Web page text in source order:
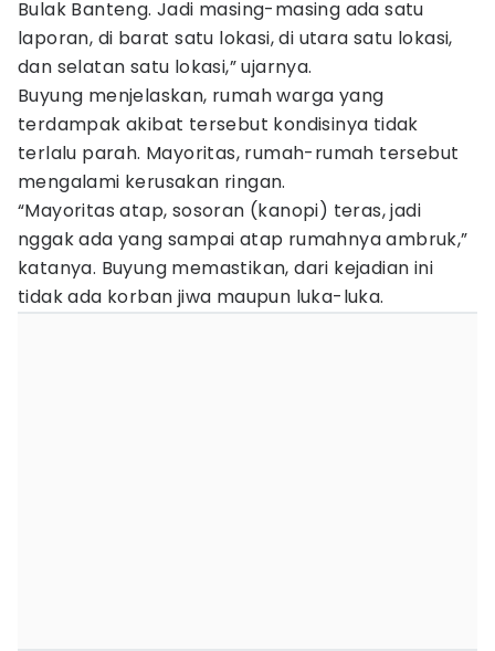
Bulak Banteng. Jadi masing-masing ada satu
laporan, di barat satu lokasi, di utara satu lokasi,
dan selatan satu lokasi,” ujarnya.
Buyung menjelaskan, rumah warga yang
terdampak akibat tersebut kondisinya tidak
terlalu parah. Mayoritas, rumah-rumah tersebut
mengalami kerusakan ringan.
“Mayoritas atap, sosoran (kanopi) teras, jadi
nggak ada yang sampai atap rumahnya ambruk,”
katanya. Buyung memastikan, dari kejadian ini
tidak ada korban jiwa maupun luka-luka.